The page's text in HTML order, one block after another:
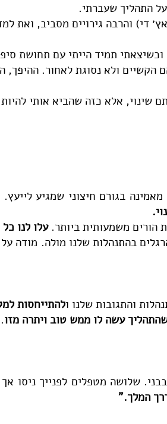
די) והרבה גירויים מסביב, ואת
תמיד הייתי עם תחושת
הקשיים ולא נסוגת לאחור. ההיפך,
שינוי, אלא כזה שהביא אותי
בגורם חיצוני שמגיע
הורים משמעותית ביותר.עלו לנו
בהתנהלות שלנו מולה. מודה
והתגובות שלנו ולהתייחסות
עשה לו ממש טוב ויתרה מזו
שלושה מטפלים לפנייך ניסו
המלך."